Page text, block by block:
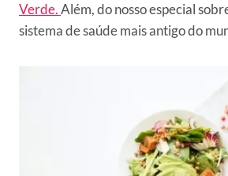
Verde.Além, do nosso especial
sistema de saúde mais antigo do